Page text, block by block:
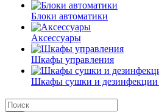
Блоки автоматики
Аксессуары
Шкафы управления
Шкафы сушки и